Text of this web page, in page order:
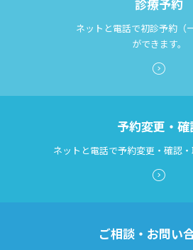
診療予約
ネットと電話で初診予約（
ができます。
予約変更・確
ネットと電話で予約変更・確認・
ご相談・お問い